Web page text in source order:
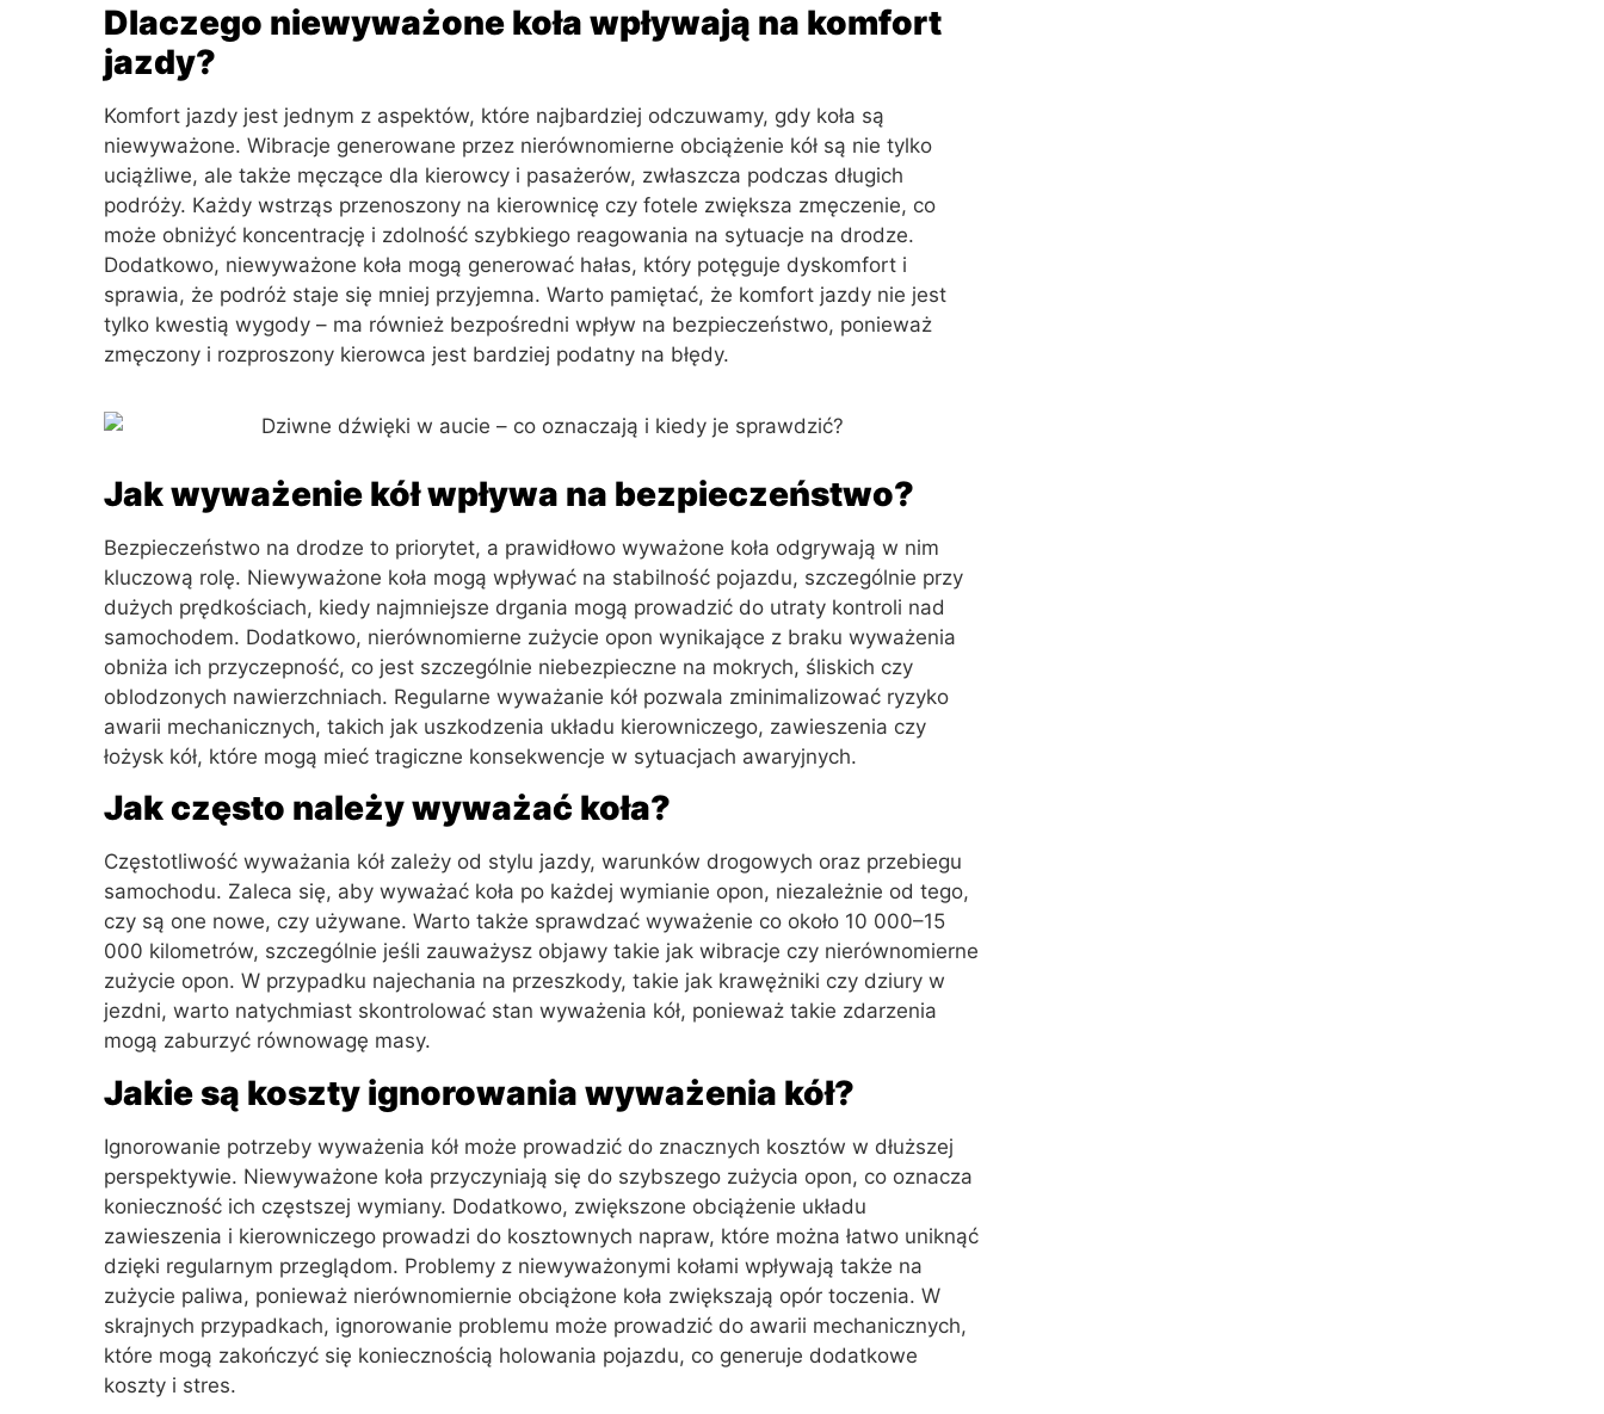
Dlaczego niewyważone koła wpływają na komfort
jazdy?
Komfort jazdy jest jednym z aspektów, które najbardziej odczuwamy, gdy koła są
niewyważone. Wibracje generowane przez nierównomierne obciążenie kół są nie tylko
uciążliwe, ale także męczące dla kierowcy i pasażerów, zwłaszcza podczas długich
podróży. Każdy wstrząs przenoszony na kierownicę czy fotele zwiększa zmęczenie, co
może obniżyć koncentrację i zdolność szybkiego reagowania na sytuacje na drodze.
Dodatkowo, niewyważone koła mogą generować hałas, który potęguje dyskomfort i
sprawia, że podróż staje się mniej przyjemna. Warto pamiętać, że komfort jazdy nie jest
tylko kwestią wygody – ma również bezpośredni wpływ na bezpieczeństwo, ponieważ
zmęczony i rozproszony kierowca jest bardziej podatny na błędy.
Jak wyważenie kół wpływa na bezpieczeństwo?
Bezpieczeństwo na drodze to priorytet, a prawidłowo wyważone koła odgrywają w nim
kluczową rolę. Niewyważone koła mogą wpływać na stabilność pojazdu, szczególnie przy
dużych prędkościach, kiedy najmniejsze drgania mogą prowadzić do utraty kontroli nad
samochodem. Dodatkowo, nierównomierne zużycie opon wynikające z braku wyważenia
obniża ich przyczepność, co jest szczególnie niebezpieczne na mokrych, śliskich czy
oblodzonych nawierzchniach. Regularne wyważanie kół pozwala zminimalizować ryzyko
awarii mechanicznych, takich jak uszkodzenia układu kierowniczego, zawieszenia czy
łożysk kół, które mogą mieć tragiczne konsekwencje w sytuacjach awaryjnych.
Jak często należy wyważać koła?
Częstotliwość wyważania kół zależy od stylu jazdy, warunków drogowych oraz przebiegu
samochodu. Zaleca się, aby wyważać koła po każdej wymianie opon, niezależnie od tego,
czy są one nowe, czy używane. Warto także sprawdzać wyważenie co około 10 000–15
000 kilometrów, szczególnie jeśli zauważysz objawy takie jak wibracje czy nierównomierne
zużycie opon. W przypadku najechania na przeszkody, takie jak krawężniki czy dziury w
jezdni, warto natychmiast skontrolować stan wyważenia kół, ponieważ takie zdarzenia
mogą zaburzyć równowagę masy.
Jakie są koszty ignorowania wyważenia kół?
Ignorowanie potrzeby wyważenia kół może prowadzić do znacznych kosztów w dłuższej
perspektywie. Niewyważone koła przyczyniają się do szybszego zużycia opon, co oznacza
konieczność ich częstszej wymiany. Dodatkowo, zwiększone obciążenie układu
zawieszenia i kierowniczego prowadzi do kosztownych napraw, które można łatwo uniknąć
dzięki regularnym przeglądom. Problemy z niewyważonymi kołami wpływają także na
zużycie paliwa, ponieważ nierównomiernie obciążone koła zwiększają opór toczenia. W
skrajnych przypadkach, ignorowanie problemu może prowadzić do awarii mechanicznych,
które mogą zakończyć się koniecznością holowania pojazdu, co generuje dodatkowe
koszty i stres.